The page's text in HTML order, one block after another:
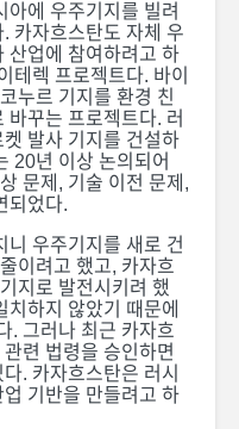
아에 우주기지를 빌려
카자흐스탄도 자체 우
산업에 참여하려고 하
테렉 프로젝트다. 바이
누르 기지를 환경 친
바꾸는 프로젝트다. 러
발사 기지를 건설하
20년 이상 논의되어
문제, 기술 이전 문제,
되었다.
니 우주기지를 새로 건
이려고 했고, 카자흐
지로 발전시키려 했
하지 않았기 때문에
. 그러나 최근 카자흐
련 법령을 승인하면
. 카자흐스탄은 러시
기반을 만들려고 하